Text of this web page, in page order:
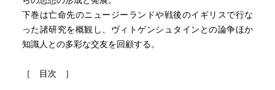
下巻は亡命先のニュージーランドや戦後のイギリスで行な
った諸研究を概観し、ヴィトゲンシュタインとの論争ほか
知識人との多彩な交友を回顧する。
［ 目次 ］